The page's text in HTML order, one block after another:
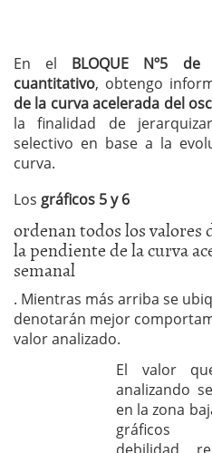
En el BLOQUE Nº5
cuantitativo, obtengo
de la curva acelerada del
la finalidad de
selectivo en base a la
curva.
Los gráficos 5 y 6
ordenan todos los valores
la pendiente de la curva
semanal
. Mientras más arriba se
denotarán mejor
valor analizado.
El valor
analizando
en la zona
gráficos